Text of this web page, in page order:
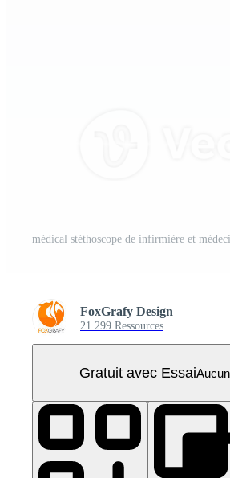
FoxGrafy Design
21 299 Ressources
Gratuit avec Essai